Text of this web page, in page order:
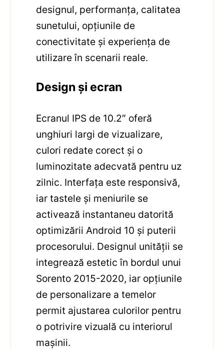
designul, performanța, calitatea
sunetului, opțiunile de
conectivitate și experiența de
utilizare în scenarii reale.
Design și ecran
Ecranul IPS de 10.2″ oferă
unghiuri largi de vizualizare,
culori redate corect și o
luminozitate adecvată pentru uz
zilnic. Interfața este responsivă,
iar tastele și meniurile se
activează instantaneu datorită
optimizării Android 10 și puterii
procesorului. Designul unității se
integrează estetic în bordul unui
Sorento 2015-2020, iar opțiunile
de personalizare a temelor
permit ajustarea culorilor pentru
o potrivire vizuală cu interiorul
mașinii.